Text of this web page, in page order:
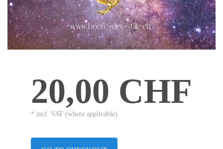
20,00 CHF
* incl. VAT (where applicable)